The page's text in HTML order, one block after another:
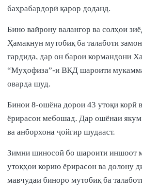
баҳрабардорӣ қарор доданд.
Бино вайрону валангор ва солҳои
Ҳамакнун мутобиқ ба талаботи
гардида, дар он барои кормандони
“Муҳофиза”-и ВКД шароити
оварда шуд.
Бинои 8-ошёна дорои 43 утоқи корӣ
ёрирасон мебошад. Дар ошёнаи
ва анборхона ҷойгир шудааст.
Зимни шиносоӣ бо шароити иншоот
утоқҳои корию ёрирасон ва долону
мавҷудаи биноро мутобиқ ба